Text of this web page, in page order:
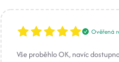
Ověřená
Vše proběhlo OK, navíc